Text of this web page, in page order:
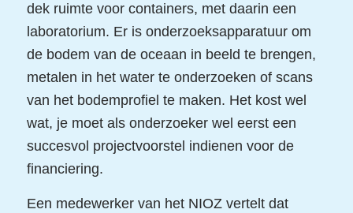
dek ruimte voor containers, met daarin een
laboratorium. Er is onderzoeksapparatuur om
de bodem van de oceaan in beeld te brengen,
metalen in het water te onderzoeken of scans
van het bodemprofiel te maken. Het kost wel
wat, je moet als onderzoeker wel eerst een
succesvol projectvoorstel indienen voor de
financiering.
Een medewerker van het NIOZ vertelt dat